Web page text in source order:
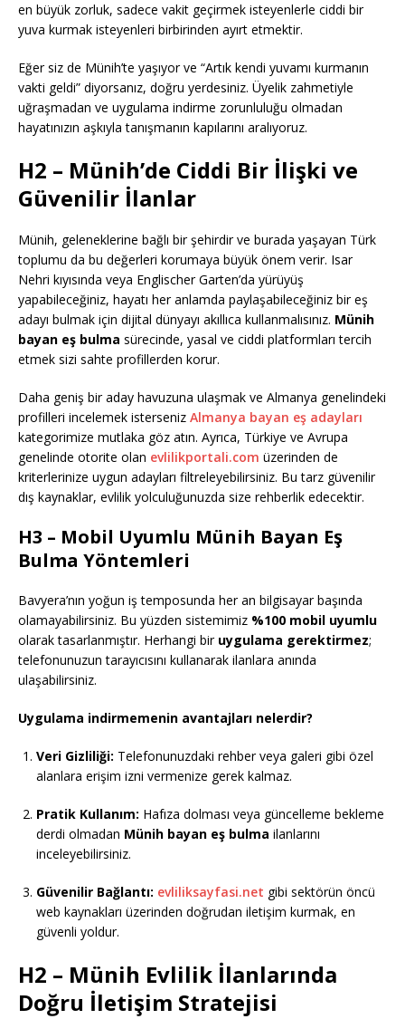
en büyük zorluk, sadece vakit geçirmek isteyenlerle ciddi bir
yuva kurmak isteyenleri birbirinden ayırt etmektir.
Eğer siz de Münih’te yaşıyor ve “Artık kendi yuvamı kurmanın
vakti geldi” diyorsanız, doğru yerdesiniz. Üyelik zahmetiyle
uğraşmadan ve uygulama indirme zorunluluğu olmadan
hayatınızın aşkıyla tanışmanın kapılarını aralıyoruz.
H2 – Münih’de Ciddi Bir İlişki ve
Güvenilir İlanlar
Münih, geleneklerine bağlı bir şehirdir ve burada yaşayan Türk
toplumu da bu değerleri korumaya büyük önem verir. Isar
Nehri kıyısında veya Englischer Garten’da yürüyüş
yapabileceğiniz, hayatı her anlamda paylaşabileceğiniz bir eş
adayı bulmak için dijital dünyayı akıllıca kullanmalısınız. Münih
bayan eş bulma sürecinde, yasal ve ciddi platformları tercih
etmek sizi sahte profillerden korur.
Daha geniş bir aday havuzuna ulaşmak ve Almanya genelindeki
profilleri incelemek isterseniz Almanya bayan eş adayları
kategorimize mutlaka göz atın. Ayrıca, Türkiye ve Avrupa
genelinde otorite olan evlilikportali.com üzerinden de
kriterlerinize uygun adayları filtreleyebilirsiniz. Bu tarz güvenilir
dış kaynaklar, evlilik yolculuğunuzda size rehberlik edecektir.
H3 – Mobil Uyumlu Münih Bayan Eş
Bulma Yöntemleri
Bavyera’nın yoğun iş temposunda her an bilgisayar başında
olamayabilirsiniz. Bu yüzden sistemimiz %100 mobil uyumlu
olarak tasarlanmıştır. Herhangi bir uygulama gerektirmez;
telefonunuzun tarayıcısını kullanarak ilanlara anında
ulaşabilirsiniz.
Uygulama indirmemenin avantajları nelerdir?
Veri Gizliliği: Telefonunuzdaki rehber veya galeri gibi özel
alanlara erişim izni vermenize gerek kalmaz.
Pratik Kullanım: Hafıza dolması veya güncelleme bekleme
derdi olmadan Münih bayan eş bulma ilanlarını
inceleyebilirsiniz.
Güvenilir Bağlantı: evliliksayfasi.net gibi sektörün öncü
web kaynakları üzerinden doğrudan iletişim kurmak, en
güvenli yoldur.
H2 – Münih Evlilik İlanlarında
Doğru İletişim Stratejisi